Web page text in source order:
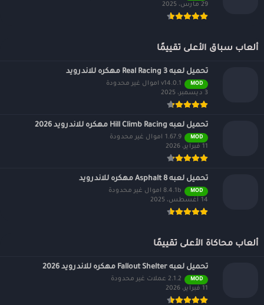
29 مارس، 2025
ألعاب سباق الأعلى تقييمًا
تحميل لعبه Real Racing 3 مهكره للاندرويد
MOD
v14.0.1 اموال غير محدودة
3 ديسمبر، 2025
تحميل لعبه Hill Climb Racing مهكره للاندرويد 2026
MOD
1.67.9 اموال غير محدودة
11 فبراير، 2026
تحميل لعبه Asphalt 8 مهكره للاندرويد
MOD
8.4.1b اموال غير محدودة
14 أغسطس، 2025
ألعاب محاكاة الأعلى تقييمًا
تحميل لعبه Fallout Shelter مهكره للاندرويد 2026
MOD
2.1.2 عملات غير محدودة
11 فبراير، 2026